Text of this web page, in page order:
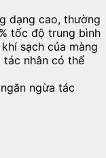
dạng cao, thường
tốc độ trung bình
sạch của màng
tác nhân có thể
ngừa tác